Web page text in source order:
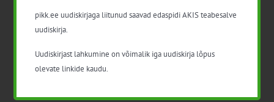
nišiturgu teenindavate turuplatside põhimõteteni.
Õppetund käsitleb ka Amazon Selleri ja TikTok Shopi
funktsionaalsust ning tagapõhja.
pikk.ee uudiskirjaga liitunud saavad edaspidi AKIS teabesalve
uudiskirja.
Uudiskirjast lahkumine on võimalik iga uudiskirja lõpus
olevate linkide kaudu.